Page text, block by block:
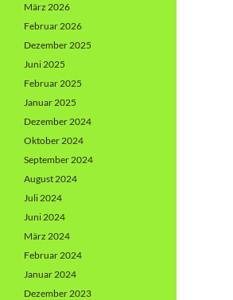
März 2026
Februar 2026
Dezember 2025
Juni 2025
Februar 2025
Januar 2025
Dezember 2024
Oktober 2024
September 2024
August 2024
Juli 2024
Juni 2024
März 2024
Februar 2024
Januar 2024
Dezember 2023